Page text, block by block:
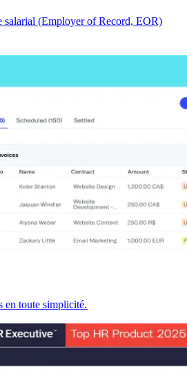
salarial (Employer of Record, EOR)
en toute simplicité.​​